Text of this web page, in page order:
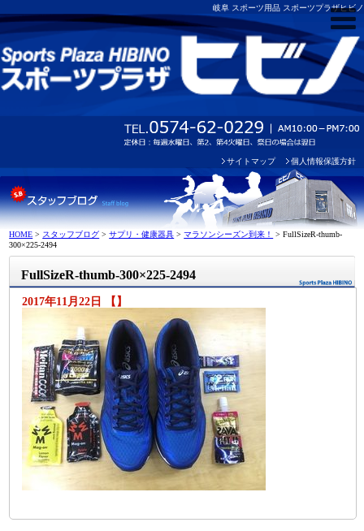
岐阜 スポーツ用品 スポーツプラザヒビノ
サイトマップ 個人情報保護方針
HOME > スタッフブログ >サプリ・健康器具 >マラソンシーズン到来！ >FullSizeR-thumb-
300×225-2494
FullSizeR-thumb-300×225-2494
2017年11月22日 【】